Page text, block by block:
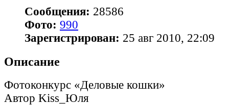
Сообщения: 28586
Фото: 990
Зарегистрирован: 25 авг 2010, 22:09
Описание
Фотоконкурс «Деловые кошки»
Автор Kiss_Юля